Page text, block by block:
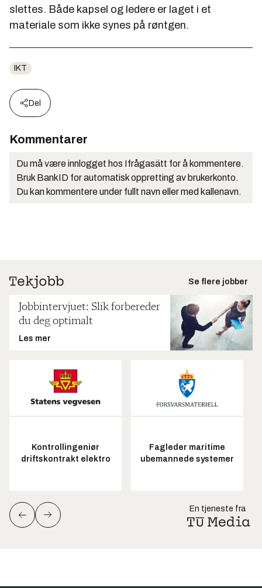
slettes. Både kapsel og ledere er laget i et
materiale som ikke synes på røntgen.
IKT
Del
Kommentarer
Du må være innlogget hos Ifrågasätt for å kommentere.
Bruk BankID for automatisk oppretting av brukerkonto.
Du kan kommentere under fullt navn eller med kallenavn.
Se flere jobber
Jobbintervjuet: Slik forbereder
du deg optimalt
Les mer
Kontrollingeniør
driftskontrakt elektro
Fagleder maritime
ubemannede systemer
En tjeneste fra